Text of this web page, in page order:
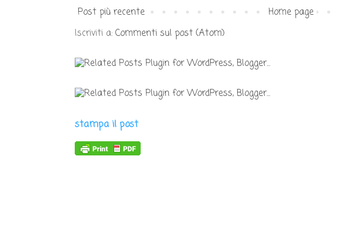
Post più recente
Home page
Iscriviti a: Commenti sul post (Atom)
stampa il post